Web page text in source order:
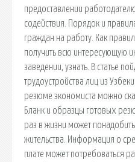
предоставлении
содействия. Порядок и
граждан на работу. Как
получить всю
заведении, узнать. В статье
трудоустройства лиц из
резюме экономиста можно
Бланк и образцы готовых
раз в жизни может
жительства. Информация о
плате может потребоваться